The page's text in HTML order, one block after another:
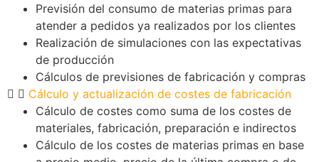
Previsión del consumo de materias primas para
atender a pedidos ya realizados por los clientes
Realización de simulaciones con las expectativas
de producción
Cálculos de previsiones de fabricación y compras
Cálculo y actualización de costes de fabricación
Cálculo de costes como suma de los costes de
materiales, fabricación, preparación e indirectos
Cálculo de los costes de materias primas en base